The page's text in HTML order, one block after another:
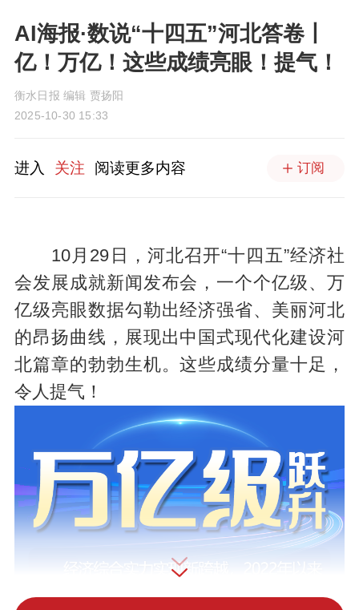
AI海报·数说“十四五”河北答卷丨
亿！万亿！这些成绩亮眼！提气！
衡水日报 编辑 贾扬阳
2025-10-30 15:33
进入 关注 阅读更多内容 订阅
10月29日，河北召开“十四五”经济社
会发展成就新闻发布会，一个个亿级、万
亿级亮眼数据勾勒出经济强省、美丽河北
的昂扬曲线，展现出中国式现代化建设河
北篇章的勃勃生机。这些成绩分量十足，
令人提气！